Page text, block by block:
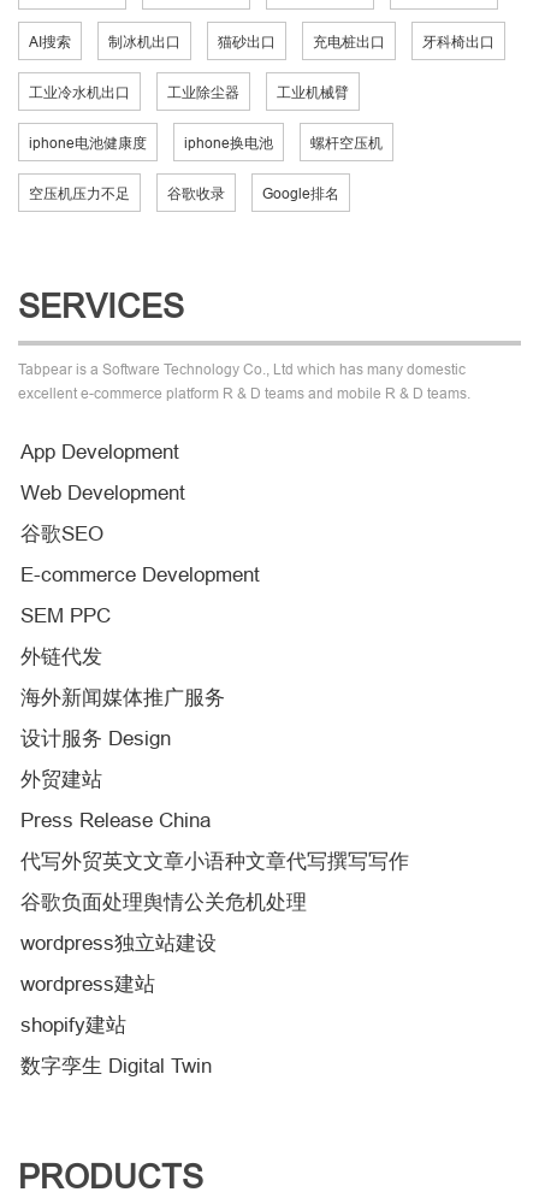
AI搜索 制冰机出口 猫砂出口 充电桩出口 牙科椅出口
工业冷水机出口 工业除尘器 工业机械臂
iphone电池健康度 iphone换电池 螺杆空压机
空压机压力不足 谷歌收录 Google排名
SERVICES
Tabpear is a Software Technology Co., Ltd which has many domestic
excellent e-commerce platform R & D teams and mobile R & D teams.
App Development
Web Development
谷歌SEO
E-commerce Development
SEM PPC
外链代发
海外新闻媒体推广服务
设计服务 Design
外贸建站
Press Release China
代写外贸英文文章小语种文章代写撰写写作
谷歌负面处理舆情公关危机处理
wordpress独立站建设
wordpress建站
shopify建站
数字孪生 Digital Twin
PRODUCTS